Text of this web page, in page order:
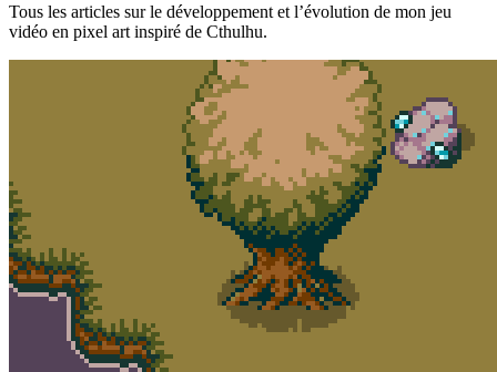
Tous les articles sur le développement et l’évolution de mon jeu
vidéo en pixel art inspiré de Cthulhu.